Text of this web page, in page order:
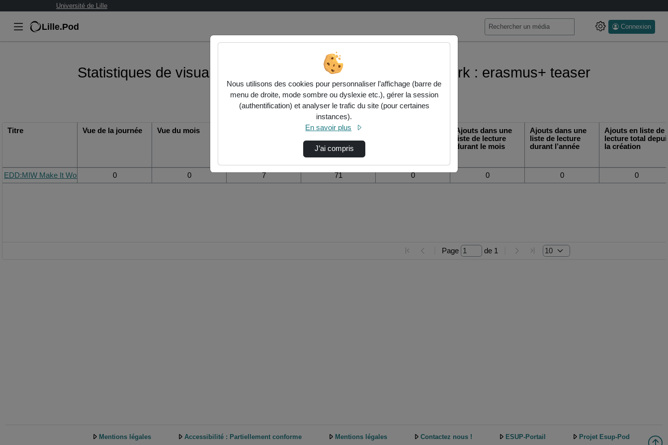
Université de Lille
Lille.Pod Connexion
Statistiques de visualisation de la vidéo Edd:miw make it work : erasmus+ teaser
Modifier la période de
visualisation
Titre Vue de la journée Vue du mois
Vue totale depuis
Ajouts dans une
liste de lecture
durant le mois
Ajouts dans une
liste de lecture
durant l’année
Ajouts en liste de
lecture total
la création
EDD:MIW Make It Work : ERASMUS+ Teaser
0 0 7 71 0 0 0 0
Page de 1
Mentions légales Accessibilité : Partiellement conforme Mentions légales Contactez nous ! ESUP-Portail Projet Esup-Pod
Nous utilisons des cookies pour personnaliser l’affichage (barre de
menu de droite, mode sombre ou dyslexie etc.), gérer la session
(authentification) et analyser le trafic du site (pour certaines
instances).
En savoir plus
J’ai compris